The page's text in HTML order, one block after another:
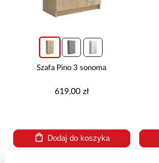
Szafa Pino 3 sonoma
619,00 zł
Dodaj do koszyka